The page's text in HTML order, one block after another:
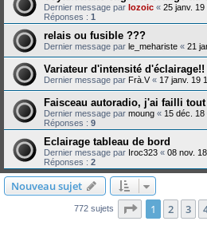
Dernier message par lozoic « 25 janv. 19
Réponses : 1
relais ou fusible ???
Dernier message par le_mehariste « 21
Variateur d'intensité d'éclairage!!
Dernier message par Frà.V« 17 janv. 19
Faisceau autoradio, j'ai failli tout
Dernier message par moung « 15 déc. 18
Réponses : 9
Eclairage tableau de bord
Dernier message par Iroc323 « 08 nov.
Réponses : 2
Nouveau sujet
772 sujets Page 1sur16
1 2 3